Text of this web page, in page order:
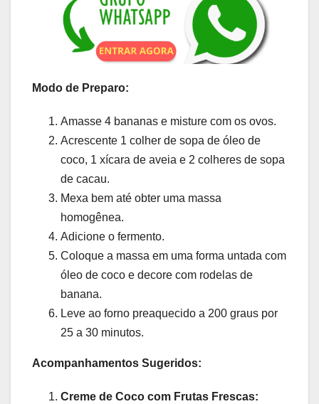
Modo de Preparo:
Amasse 4 bananas e misture com os ovos.
Acrescente 1 colher de sopa de óleo de
coco, 1 xícara de aveia e 2 colheres de sopa
de cacau.
Mexa bem até obter uma massa
homogênea.
Adicione o fermento.
Coloque a massa em uma forma untada com
óleo de coco e decore com rodelas de
banana.
Leve ao forno preaquecido a 200 graus por
25 a 30 minutos.
Acompanhamentos Sugeridos:
Creme de Coco com Frutas Frescas: